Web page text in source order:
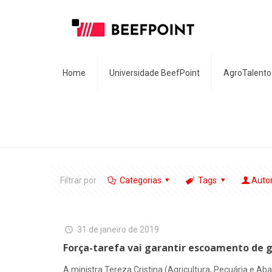
Home Universidade BeefPoint AgroTalento
Filtrar por Categorias Tags
31 de janeiro de 2019
Força-tarefa vai garantir escoamento de
A ministra Tereza Cristina (Agricultura, Pecuária e